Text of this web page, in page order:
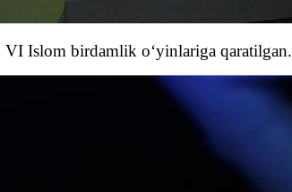
Islom birdamlik o‘yinlariga qaratilgan.